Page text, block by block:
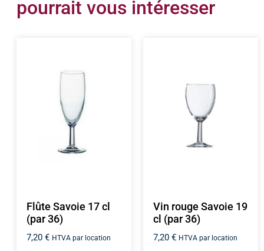
pourrait vous intéresser
Flûte Savoie 17 cl
(par 36)
7,20€ HTVA par location
Vin rouge Savoie 19
cl (par 36)
7,20€ HTVA par location